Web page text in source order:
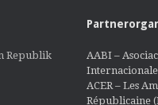
Republik
AABI –
ACER – Les
Républicaine